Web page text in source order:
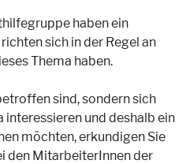
haben ein
sich in der Regel an
Thema haben.
sind, sondern sich
interessieren und deshalb ein
möchten, erkundigen Sie
den MitarbeiterInnen der